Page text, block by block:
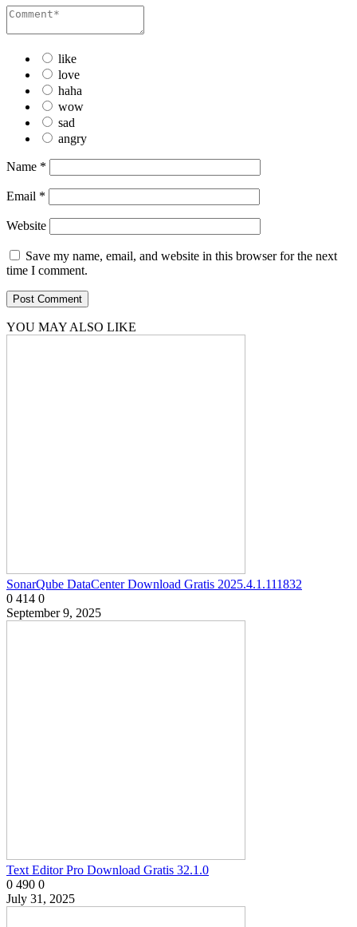
like
love
haha
wow
sad
angry
Name *
Email *
Website
Save my name, email, and website in this browser for the next
time I comment.
YOU MAY ALSO LIKE
SonarQube DataCenter Download Gratis 2025.4.1.111832
0 414 0
September 9, 2025
Text Editor Pro Download Gratis 32.1.0
0 490 0
July 31, 2025